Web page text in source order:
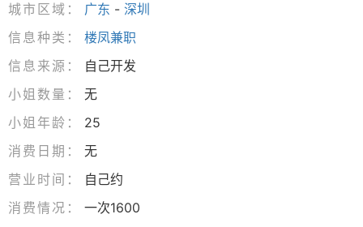
城市区域： 广东 - 深圳
信息种类：
楼凤兼职
信息来源：
自己开发
小姐数量：
无
小姐年龄：
25
消费日期：
无
营业时间：
自己约
消费情况：
一次1600